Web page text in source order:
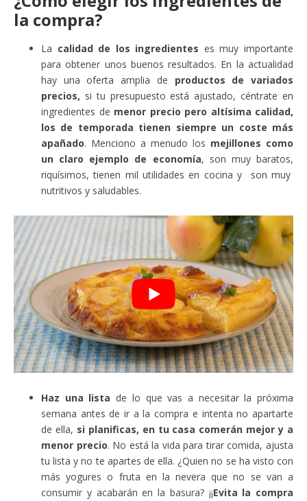
la compra?
La calidad de los ingredientes es muy importante
para obtener unos buenos resultados. En la actualidad
hay una oferta amplia de productos de variados
precios, si tu presupuesto está ajustado, céntrate en
ingredientes de menor precio pero altísima calidad,
los de temporada tienen siempre un coste más
apañado. Menciono a menudo los mejillones como
un claro ejemplo de economía, son muy baratos,
riquísimos, tienen mil utilidades en cocina y son muy
nutritivos y saludables.
Haz una lista de lo que vas a necesitar la próxima
semana antes de ir a la compra e intenta no apartarte
de ella, si planificas, en tu casa comerán mejor y a
menor precio. No está la vida para tirar comida, ajusta
tu lista y no te apartes de ella. ¿Quien no se ha visto con
más yogures o fruta en la nevera que no se van a
consumir y acabarán en la basura? ¡¡Evita la compra